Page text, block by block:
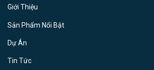
Giới Thiệu
Sản Phẩm Nổi Bật
Dự Án
Tin Tức